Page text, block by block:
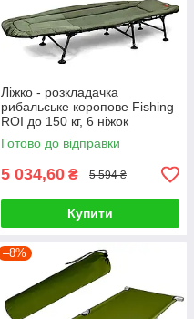
Ліжко - розкладачка
рибальське коропове Fishing
ROI до 150 кг, 6 ніжок
Готово до відправки
5 034,60 ₴ 5 594 ₴
Купити
–8%